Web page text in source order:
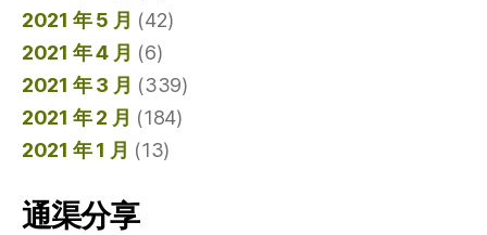
2021 年 5 月 (42)
2021 年 4 月 (6)
2021 年 3 月 (339)
2021 年 2 月 (184)
2021 年 1 月 (13)
通渠分享